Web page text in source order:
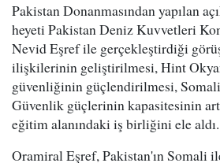
Pakistan Donanmasından yapılan
heyeti Pakistan Deniz Kuvvetleri
Nevid Eşref ile gerçekleştirdiği
ilişkilerinin geliştirilmesi, Hint
güvenliğinin güçlendirilmesi,
Güvenlik güçlerinin kapasitesinin
eğitim alanındaki iş birliğini ele aldı.
Oramiral Eşref, Pakistan'ın Somali